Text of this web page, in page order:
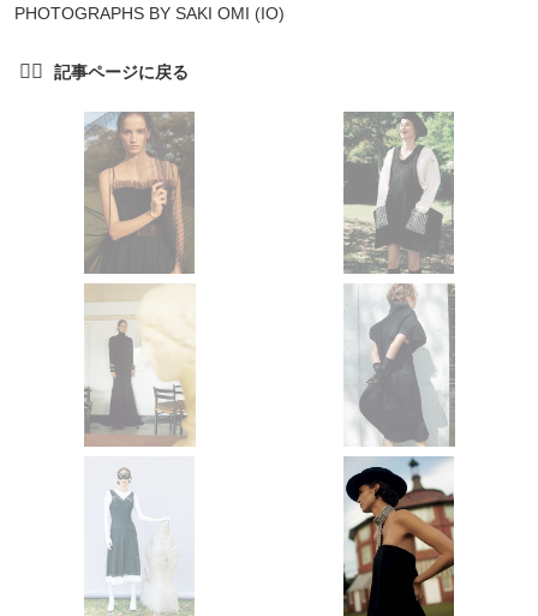
PHOTOGRAPHS BY SAKI OMI (IO)